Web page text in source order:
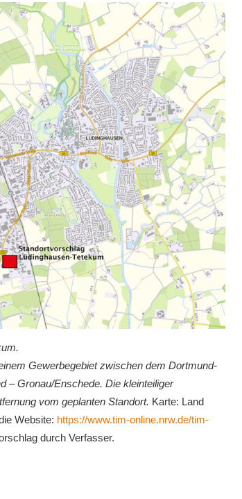
Gewerbegebiet zwischen dem Dortmund-
– Gronau/Enschede. Die kleinteiliger
vom geplanten Standort. Karte: Land
Website: https://www.tim-online.nrw.de/tim-
durch Verfasser.